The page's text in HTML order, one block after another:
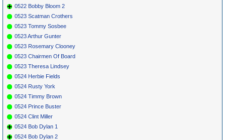
0522 Bobby Bloom 2
0523 Scatman Crothers
0523 Tommy Sosbee
0523 Arthur Gunter
0523 Rosemary Clooney
0523 Chairmen Of Board
0523 Theresa Lindsey
0524 Herbie Fields
0524 Rusty York
0524 Timmy Brown
0524 Prince Buster
0524 Clint Miller
0524 Bob Dylan 1
0524 Bob Dylan 2